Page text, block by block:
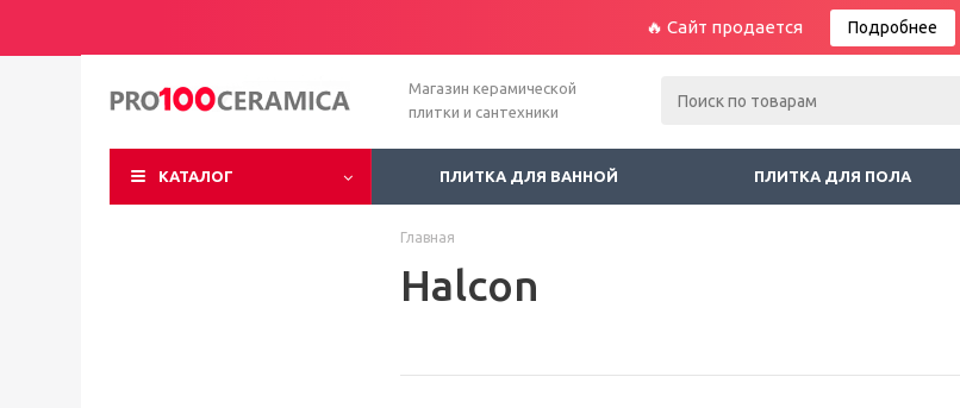
🔥 Сайт продается Подробнее
Магазин керамической
плитки и сантехники
КАТАЛОГ ПЛИТКА ДЛЯ ВАННОЙ ПЛИТКА ДЛЯ ПОЛА
Главная
Halcon